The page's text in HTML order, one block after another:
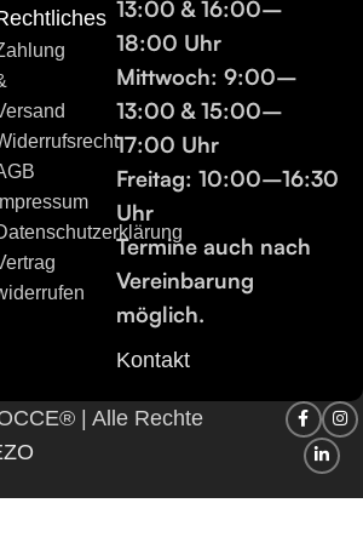
und mikrofaserschonende
die eine gründliche und zugleich
Reinigung ermöglichen. Die
von universellen Allzweckreinigern
bis hin zu Imprägnierungen und
in verschiedenen Ausführungen.
sich für Küche, Bad oder
empfiehlt sich ein Allzweck-
mit kraftvoller Fett- und
Fahrzeuge stehen spezielle
und Felgenreiniger
wirksam sind
nach Verschmutzung dosiert
Impressum
13:00 & 16:00–
18:00 Uhr
Mittwoch: 9:00–
13:00 & 15:00–
17:00 Uhr
Freitag: 10:00–16:30
Uhr
Termine auch nach
Vereinbarung
möglich.
Kontakt
| Alle Rechte